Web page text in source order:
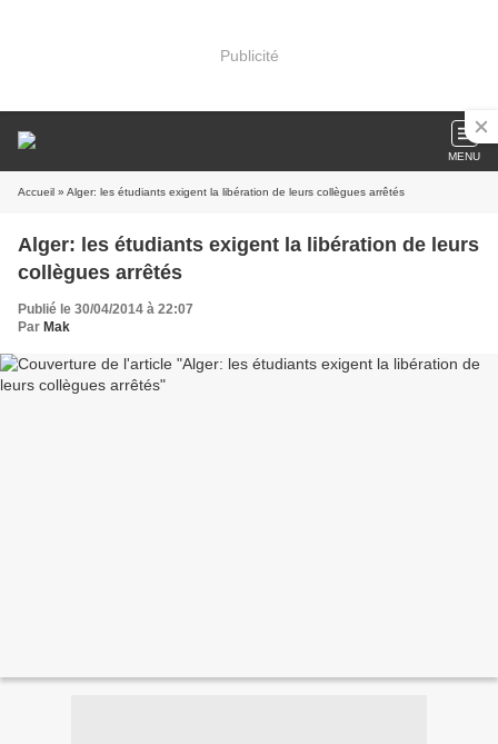
Publicité
MENU
Accueil » Alger: les étudiants exigent la libération de leurs collègues arrêtés
Alger: les étudiants exigent la libération de leurs
collègues arrêtés
Publié le 30/04/2014 à 22:07
Par Mak